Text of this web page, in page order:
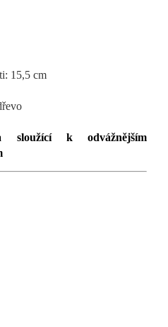
15,5 cm
sloužící k odvážnějším